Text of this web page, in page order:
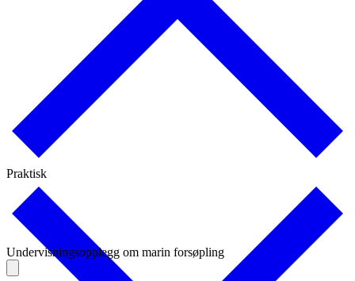
Undervisningsopplegg om marin forsøpling
Praktisk